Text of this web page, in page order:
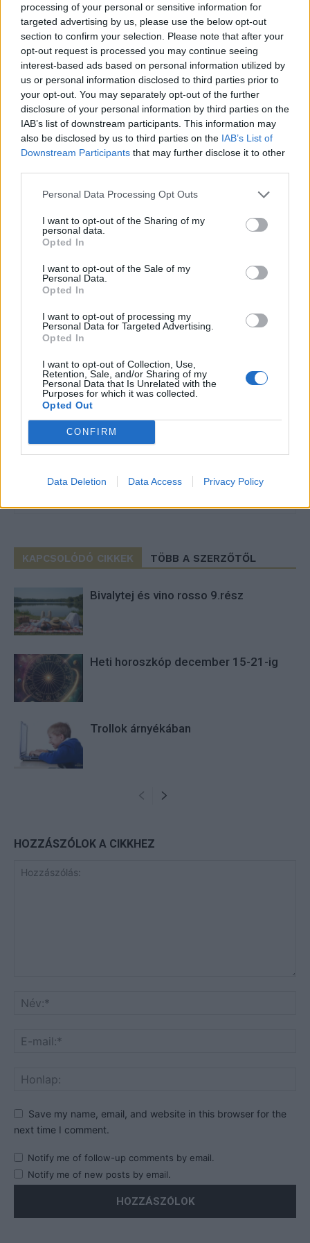
processing of your personal or sensitive information for
targeted advertising by us, please use the below opt-out
section to confirm your selection. Please note that after your
opt-out request is processed you may continue seeing
interest-based ads based on personal information utilized by
us or personal information disclosed to third parties prior to
your opt-out. You may separately opt-out of the further
disclosure of your personal information by third parties on the
IAB’s list of downstream participants. This information may
also be disclosed by us to third parties on the IAB’s List of
Downstream Participants that may further disclose it to other
Personal Data Processing Opt Outs
I want to opt-out of the Sharing of my
personal data.
Opted In
I want to opt-out of the Sale of my
Personal Data.
Opted In
I want to opt-out of processing my
Personal Data for Targeted Advertising.
Opted In
I want to opt-out of Collection, Use,
Retention, Sale, and/or Sharing of my
Personal Data that Is Unrelated with the
Purposes for which it was collected.
Opted Out
CONFIRM
Data Deletion Data Access Privacy Policy
fiával, és maguk mögött hagyták a pokol száját.
Az összeroncsolódott autó mellett egy fekete ruhába
öltözött férfi állt, fekete kalapja mélyen a szemébe húzva,
cigije parázsa világított csak ki a karima alól. Senki nem
látta, más dimenzió teremtménye volt, portyája most nem
sikerült, nem tudott lelket vinni magával mélyen a
pokolba. Utolsót slukkolt a cigiből, majd két ujja közé
fogva pöccintette azt el, mely lángba borította a roncsot.
fotó: Pinterest
Pandora
KAPCSOLÓDÓ CIKKEK TÖBB A SZERZŐTŐL
Bivalytej és vino rosso 9.rész
Heti horoszkóp december 15-21-ig
Trollok árnyékában
HOZZÁSZÓLOK A CIKKHEZ
Save my name, email, and website in this browser for the
next time I comment.
Notify me of follow-up comments by email.
Notify me of new posts by email.